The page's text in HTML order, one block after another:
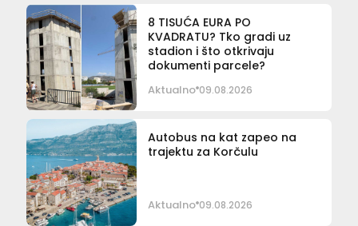
8 TISUĆA EURA PO
KVADRATU? Tko gradi uz
stadion i što otkrivaju
dokumenti parcele?
Aktualno 09.08.2026
Autobus na kat zapeo na
trajektu za Korčulu
Aktualno 09.08.2026